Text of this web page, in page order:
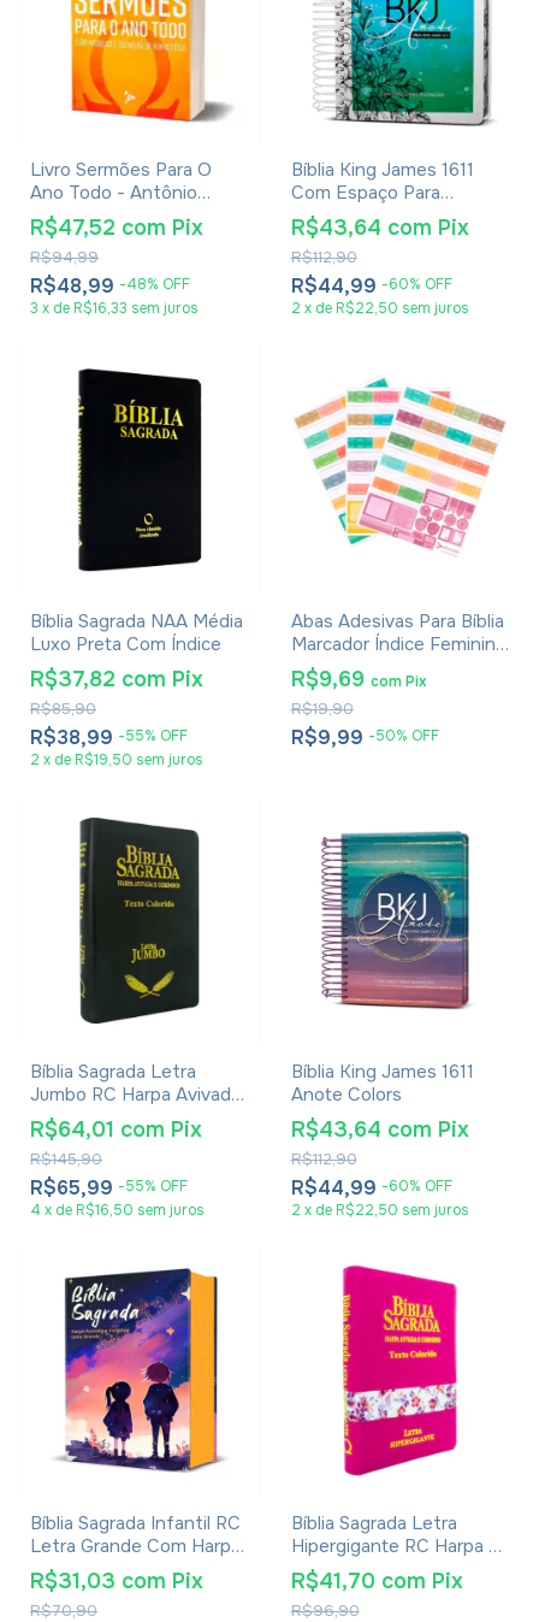
Livro Sermões Para O
Ano Todo - Antônio
Santos
R$48,99 -48% OFF
R$94,99
R$47,52 com Pix
3 x de R$16,33 sem juros
Bíblia King James 1611
Com Espaço Para
Anotações Flores
Aquarela
R$44,99 -60% OFF
R$112,90
R$43,64 com Pix
2 x de R$22,50 sem juros
Bíblia Sagrada NAA Média
Luxo Preta Com Índice
R$38,99 -55% OFF
R$85,90
R$37,82 com Pix
2 x de R$19,50 sem juros
Abas Adesivas Para Bíblia
Marcador Índice Feminino
Pacote Com 4
R$9,99 -50% OFF
R$19,90
R$9,69 com Pix
Bíblia Sagrada Letra
Jumbo RC Harpa Avivada
E Corinhos Palavras De
Jesus Em Vermelho Zíper
Preta
R$65,99 -55% OFF
R$145,90
R$64,01 com Pix
4 x de R$16,50 sem juros
Bíblia King James 1611
Anote Colors
R$44,99 -60% OFF
R$112,90
R$43,64 com Pix
2 x de R$22,50 sem juros
Bíblia Sagrada Infantil RC
Letra Grande Com Harpa
Avivada E Corinhos Capa
Dura Pequena Estrelas
R$70,90
R$31,03 com Pix
Bíblia Sagrada Letra
Hipergigante RC Harpa E
Corinhos Capa Zíper Pink
R$96,90
R$41,70 com Pix